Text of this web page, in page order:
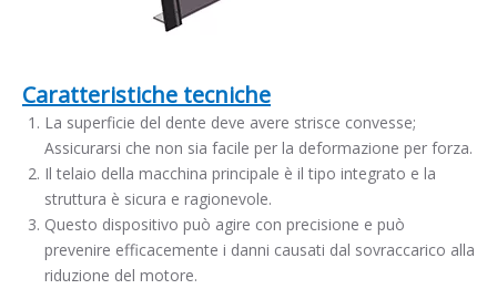
Caratteristiche tecniche
La superficie del dente deve avere strisce convesse;
Assicurarsi che non sia facile per la deformazione per forza.
Il telaio della macchina principale è il tipo integrato e la
struttura è sicura e ragionevole.
Questo dispositivo può agire con precisione e può
prevenire efficacemente i danni causati dal sovraccarico alla
riduzione del motore.